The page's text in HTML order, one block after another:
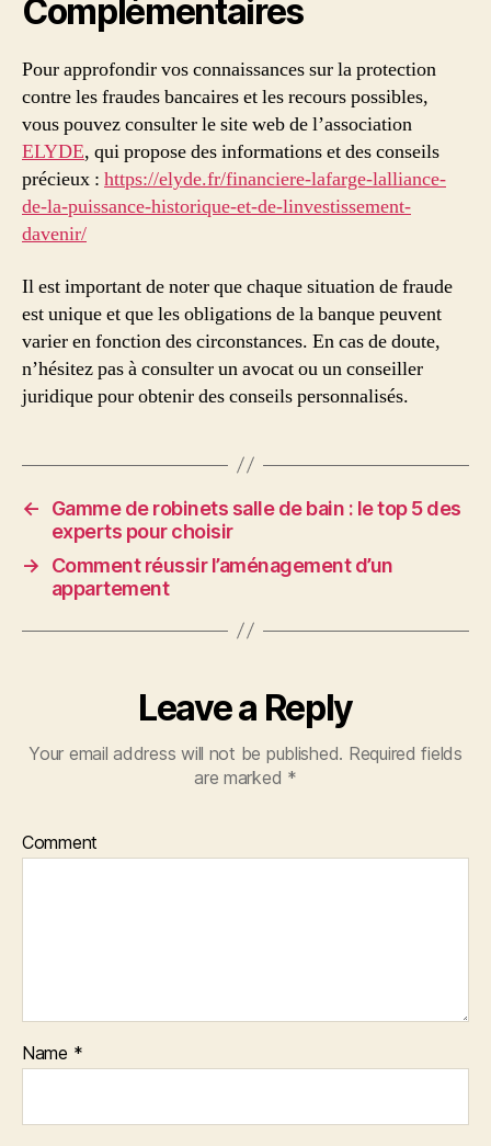
Complémentaires
Pour approfondir vos connaissances sur la protection
contre les fraudes bancaires et les recours possibles,
vous pouvez consulter le site web de l’association
ELYDE, qui propose des informations et des conseils
précieux : https://elyde.fr/financiere-lafarge-lalliance-
de-la-puissance-historique-et-de-linvestissement-
davenir/
Il est important de noter que chaque situation de fraude
est unique et que les obligations de la banque peuvent
varier en fonction des circonstances. En cas de doute,
n’hésitez pas à consulter un avocat ou un conseiller
juridique pour obtenir des conseils personnalisés.
←
Gamme de robinets salle de bain : le top 5 des
experts pour choisir
→
Comment réussir l’aménagement d’un
appartement
Leave a Reply
Your email address will not be published. Required fields
are marked *
Comment
Name *